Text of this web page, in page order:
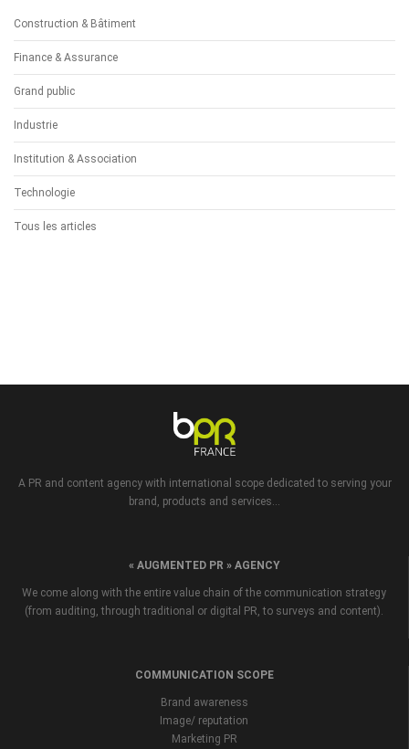
Construction & Bâtiment
Finance & Assurance
Grand public
Industrie
Institution & Association
Technologie
Tous les articles
A PR and content agency with international scope dedicated to serving your
brand, products and services...
« AUGMENTED PR » AGENCY
We come along with the entire value chain of the communication strategy
(from auditing, through traditional or digital PR, to surveys and content).
COMMUNICATION SCOPE
Brand awareness
Image/ reputation
Marketing PR